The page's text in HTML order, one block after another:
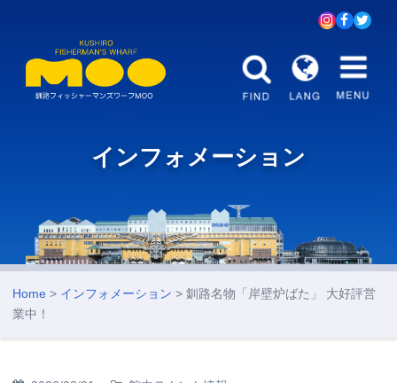
インフォメーション
Home > インフォメーション > 釧路名物「岸壁炉ばた」 大好評営
業中！